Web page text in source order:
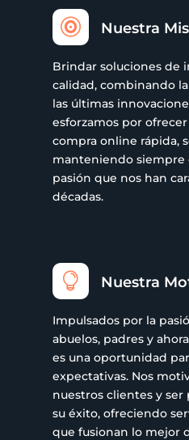
 Nuestra
Brindar soluciones de
calidad, combinando
las últimas
esforzamos por
compra online rápida,
manteniendo siempre
pasión que nos han
décadas.
 Nuestra
Impulsados por la
abuelos, padres y
es una oportunidad
expectativas. Nos
nuestros clientes y
su éxito, ofreciendo
que fusionan lo mejor